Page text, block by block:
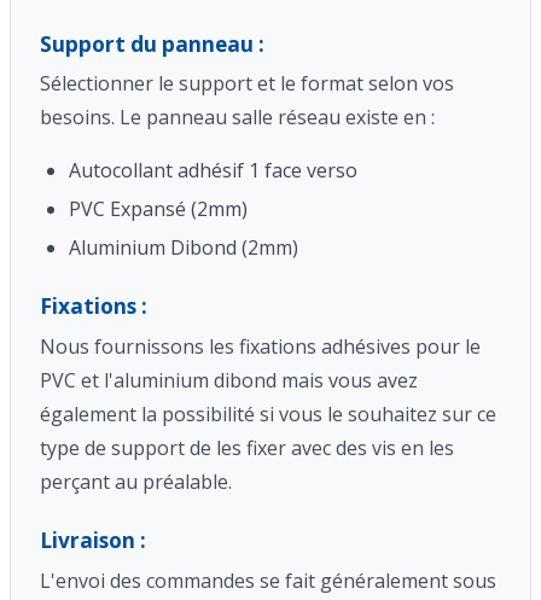
Support du panneau :
Sélectionner le support et le format selon vos
besoins. Le panneau salle réseau existe en :
Autocollant adhésif 1 face verso
PVC Expansé (2mm)
Aluminium Dibond (2mm)
Fixations :
Nous fournissons les fixations adhésives pour le
PVC et l'aluminium dibond mais vous avez
également la possibilité si vous le souhaitez sur ce
type de support de les fixer avec des vis en les
perçant au préalable.
Livraison :
L'envoi des commandes se fait généralement sous